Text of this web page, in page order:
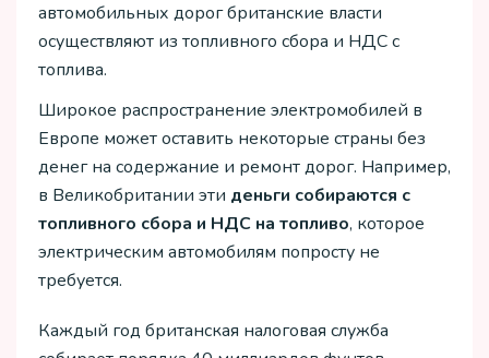
автомобильных дорог британские власти
осуществляют из топливного сбора и НДС с
топлива.
Широкое распространение электромобилей в
Европе может оставить некоторые страны без
денег на содержание и ремонт дорог. Например,
в Великобритании эти деньги собираются с
топливного сбора и НДС на топливо, которое
электрическим автомобилям попросту не
требуется.
Каждый год британская налоговая служба